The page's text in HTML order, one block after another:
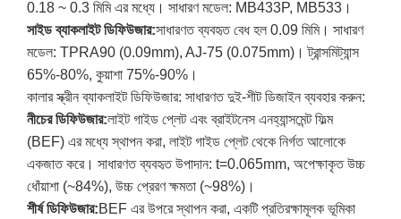
0.18 ~ 0.3 মিমি এর মধ্যে। সাধারণ মডেল: MB433P, MB533।
সাইড ব্যাকলাইট ডিফিউজার:সাধারণত ব্যবহৃত বেধ হল 0.09 মিমি। সাধারণ
মডেল: TPRA90 (0.09mm), AJ-75 (0.075mm)। ট্রান্সমিট্যান্স
65%-80%, কুয়াশা 75%-90%।
কালার স্ক্রীন ব্যাকলাইট ডিফিউজার: সাধারণত দুই-শীট ডিজাইন ব্যবহার করুন:
নীচের ডিফিউজার:লাইট গাইড প্লেট এবং ব্রাইটনেস এনহ্যান্সমেন্ট ফিল্ম
(BEF) এর মধ্যে স্থাপন করা, লাইট গাইড প্লেট থেকে নির্গত আলোকে
একজাত করে। সাধারণত ব্যবহৃত উপাদান: t=0.065mm, অপেক্ষাকৃত উচ্চ
ধোঁয়াশা (~84%), উচ্চ প্রেরণ ক্ষমতা (~98%)।
শীর্ষ ডিফিউজার:BEF এর উপরে স্থাপন করা, একটি প্রতিরক্ষামূলক ভূমিকা